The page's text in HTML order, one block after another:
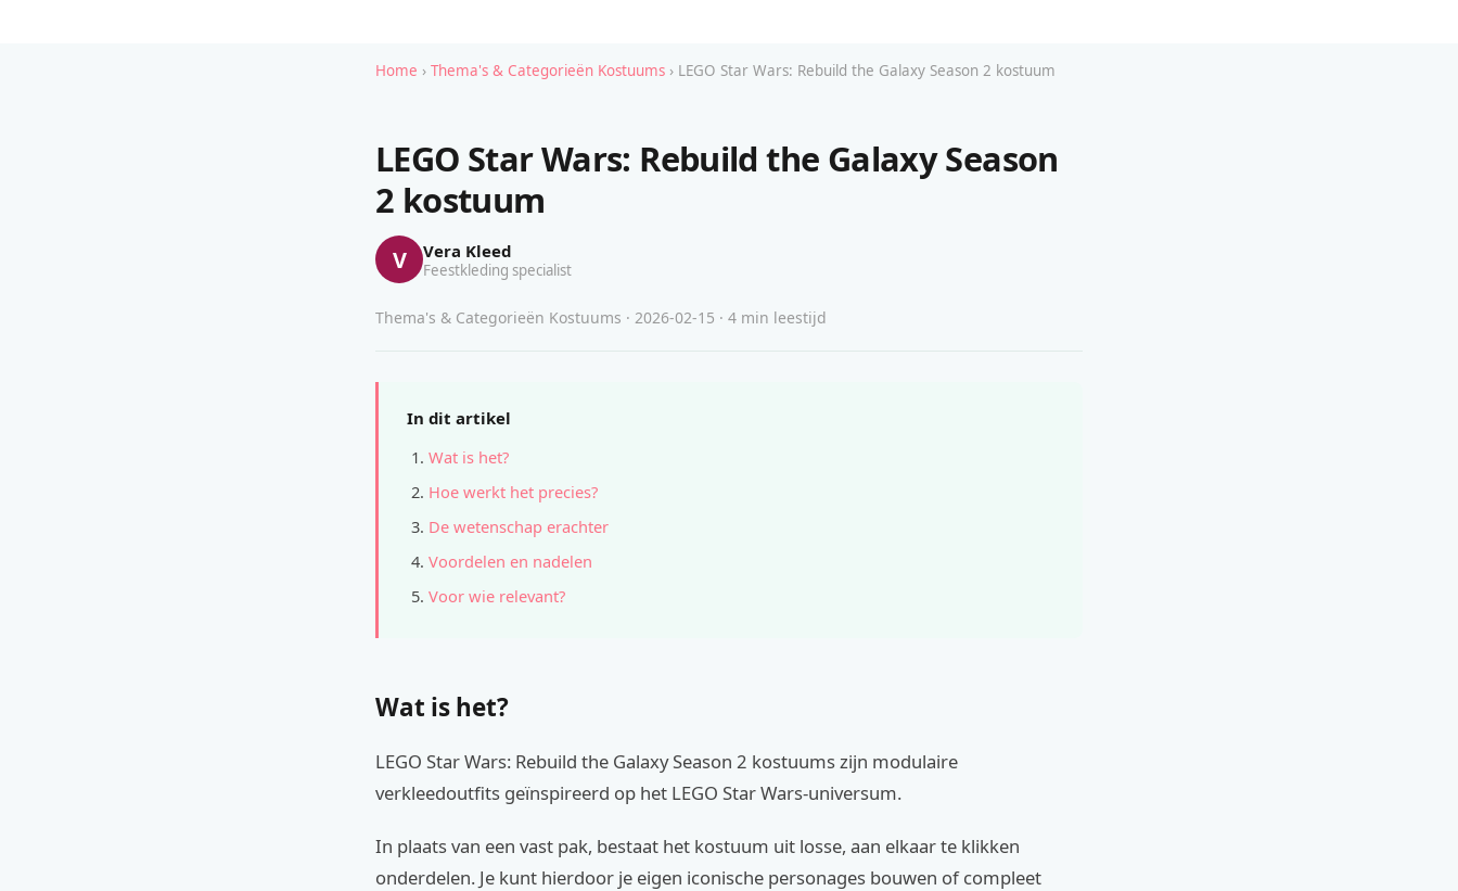
Home › Thema's & Categorieën Kostuums › LEGO Star Wars: Rebuild the Galaxy Season 2 kostuum
LEGO Star Wars: Rebuild the Galaxy Season
2 kostuum
V Vera Kleed
Feestkleding specialist
Thema's & Categorieën Kostuums · 2026-02-15 · 4 min leestijd
In dit artikel
Wat is het?
Hoe werkt het precies?
De wetenschap erachter
Voordelen en nadelen
Voor wie relevant?
Wat is het?
LEGO Star Wars: Rebuild the Galaxy Season 2 kostuums zijn modulaire
verkleedoutfits geïnspireerd op het LEGO Star Wars-universum.
In plaats van een vast pak, bestaat het kostuum uit losse, aan elkaar te klikken
onderdelen. Je kunt hierdoor je eigen iconische personages bouwen of compleet